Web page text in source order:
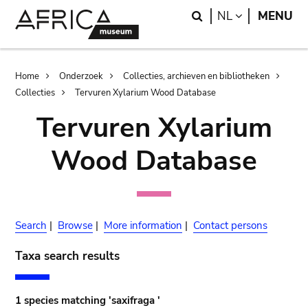
Search
NL LANGUAGE
MENU
Breadcrumb
Home Onderzoek
Collecties, archieven en bibliotheken
Collecties
Tervuren Xylarium Wood Database
Tervuren Xylarium
Wood Database
Search | Browse | More information | Contact persons
Taxa search results
1 species matching 'saxifraga '